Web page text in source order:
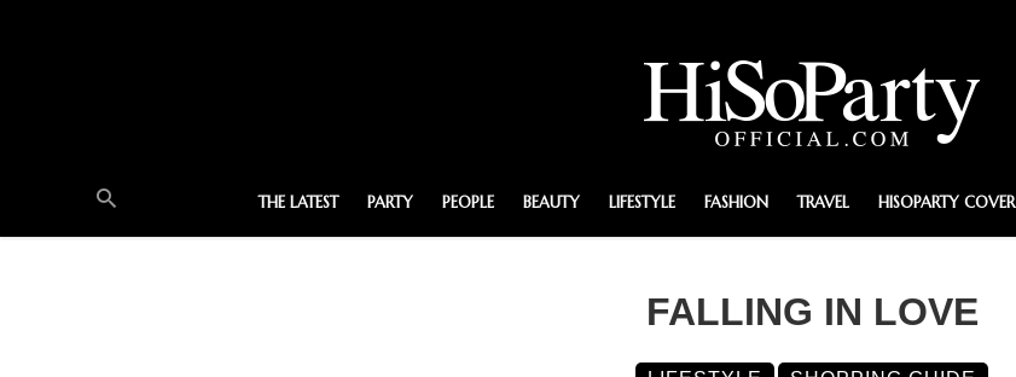
THE LATEST PARTY PEOPLE BEAUTY LIFESTYLE FASHION TRAVEL HISOPARTY COVER
FALLING IN LOVE